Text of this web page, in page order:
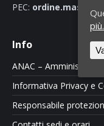
PEC:
Info
ANAC –
Informativa Privacy e
Responsabile
più.